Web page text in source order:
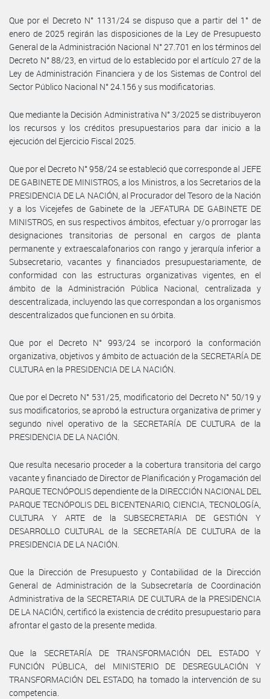
Que por el Decreto N° 1131/24 se dispuso que a partir del 1° de
enero de 2025 regirán las disposiciones de la Ley de Presupuesto
General de la Administración Nacional N° 27.701 en los términos del
Decreto N° 88/23, en virtud de lo establecido por el artículo 27 de la
Ley de Administración Financiera y de los Sistemas de Control del
Sector Público Nacional N° 24.156 y sus modificatorias.
Que mediante la Decisión Administrativa N° 3/2025 se distribuyeron
los recursos y los créditos presupuestarios para dar inicio a la
ejecución del Ejercicio Fiscal 2025.
Que por el Decreto N° 958/24 se estableció que corresponde al JEFE
DE GABINETE DE MINISTROS, a los Ministros, a los Secretarios de la
PRESIDENCIA DE LA NACIÓN, al Procurador del Tesoro de la Nación
y a los Vicejefes de Gabinete de la JEFATURA DE GABINETE DE
MINISTROS, en sus respectivos ámbitos, efectuar y/o prorrogar las
designaciones transitorias de personal en cargos de planta
permanente y extraescalafonarios con rango y jerarquía inferior a
Subsecretario, vacantes y financiados presupuestariamente, de
conformidad con las estructuras organizativas vigentes, en el
ámbito de la Administración Pública Nacional, centralizada y
descentralizada, incluyendo las que correspondan a los organismos
descentralizados que funcionen en su órbita.
Que por el Decreto N° 993/24 se incorporó la conformación
organizativa, objetivos y ámbito de actuación de la SECRETARÍA DE
CULTURA en la PRESIDENCIA DE LA NACIÓN.
Que por el Decreto N° 531/25, modificatorio del Decreto N° 50/19 y
sus modificatorios, se aprobó la estructura organizativa de primer y
segundo nivel operativo de la SECRETARÍA DE CULTURA de la
PRESIDENCIA DE LA NACIÓN.
Que resulta necesario proceder a la cobertura transitoria del cargo
vacante y financiado de Director de Planificación y Progamación del
PARQUE TECNÓPOLIS dependiente de la DIRECCIÓN NACIONAL DEL
PARQUE TECNÓPOLIS DEL BICENTENARIO, CIENCIA, TECNOLOGÍA,
CULTURA Y ARTE de la SUBSECRETARIA DE GESTIÓN Y
DESARROLLO CULTURAL de la SECRETARÍA DE CULTURA de la
PRESIDENCIA DE LA NACIÓN.
Que la Dirección de Presupuesto y Contabilidad de la Dirección
General de Administración de la Subsecretaría de Coordinación
Administrativa de la SECRETARIA DE CULTURA de la PRESIDENCIA
DE LA NACIÓN, certificó la existencia de crédito presupuestario para
afrontar el gasto de la presente medida.
Que la SECRETARÍA DE TRANSFORMACIÓN DEL ESTADO Y
FUNCIÓN PÚBLICA, del MINISTERIO DE DESREGULACIÓN Y
TRANSFORMACIÓN DEL ESTADO, ha tomado la intervención de su
competencia.